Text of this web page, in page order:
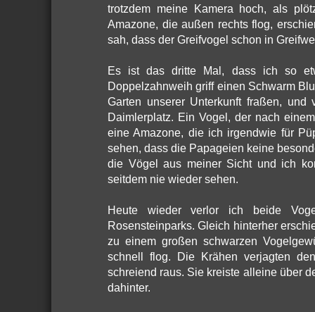
trotzdem meine Kamera hoch, als
Amazone, die außen rechts flog,
sah, dass der Greifvogel schon in
Es ist das dritte Mal, dass ich so
Doppelzahnweih griff einen Schwarm
Garten unserer Unterkunft fraßen,
Daimlerplatz. Ein Vogel, der nach
eine Amazone, die ich irgendwie für
sehen, dass die Papageien keine
die Vögel aus meiner Sicht und ich
seitdem nie wieder sehen.
Heute wieder verlor ich beide
Rosensteinparks. Gleich hinterher
zu einem großen schwarzen
schnell flog. Die Krähen verjagten
schreiend raus. Sie kreiste alleine über
dahinter.